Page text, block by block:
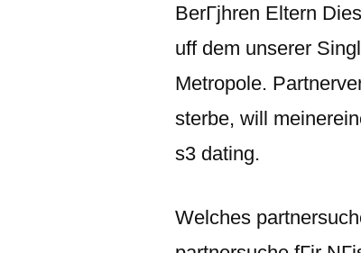
BerГјhren Eltern
uff dem unserer
Metropole.
sterbe, will
s3 dating.
Welches